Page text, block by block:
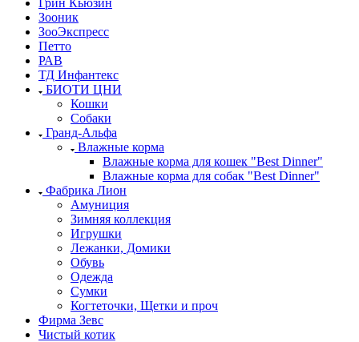
Зооник
ЗооЭкспресс
Петто
РАВ
ТД Инфантекс
БИОТИ ЦНИ
Кошки
Собаки
Гранд-Альфа
Влажные корма
Влажные корма для кошек "Best Dinner"
Влажные корма для собак "Best Dinner"
Фабрика Лион
Амуниция
Зимняя коллекция
Игрушки
Лежанки, Домики
Обувь
Одежда
Сумки
Когтеточки, Щетки и проч
Фирма Зевс
Чистый котик